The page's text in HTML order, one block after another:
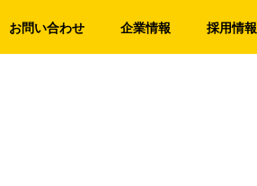
お問い合わせ 企業情報 採用情報